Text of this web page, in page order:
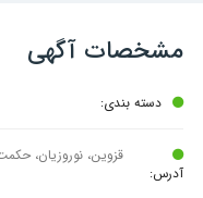
مشخصات آگهی
دسته بندی:
آدرس: